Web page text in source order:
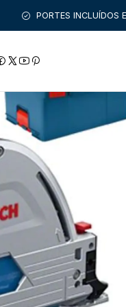
PORTES
BOSCH PROFISSIONAL